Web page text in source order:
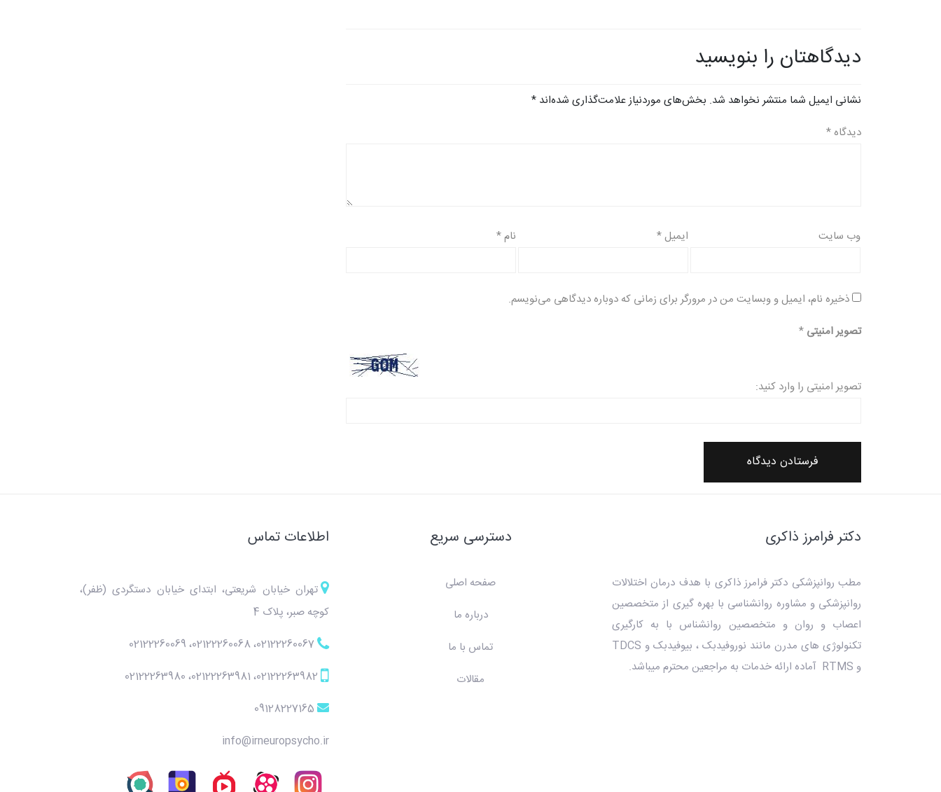
دیدگاهتان را بنویسید
نشانی ایمیل شما منتشر نخواهد شد. بخش‌های موردنیاز علامت‌گذاری شده‌اند *
دیدگاه *
نام* ایمیل* وب‌ سایت
ذخیره نام، ایمیل و وبسایت من در مرورگر برای زمانی که دوباره دیدگاهی می‌نویسم.
تصویر امنیتی *
تصویر امنیتی را وارد کنید:
دکتر فرامرز ذاکری
مطب روانپزشکی دکتر فرامرز ذاکری با هدف درمان اختلالات
روانپزشکی و مشاوره روانشناسی با بهره گیری از متخصصین
اعصاب و روان و متخصصین روانشناس با به کارگیری
تکنولوژی های مدرن مانند نوروفیدبک ، بیوفیدبک و TDCS
و RTMS آماده ارائه خدمات به مراجعین محترم میباشد.
دسترسی سریع
صفحه اصلی
درباره ما
تماس با ما
مقالات
اطلاعات تماس
تهران خیابان شریعتی، ابتدای خیابان دستگردی (ظفر)،
کوچه صبر، پلاک 4
02122260067، 02122260068، 02122260069
02122263982، 02122263981، 02122263980
09128227165
info@irneuropsycho.ir